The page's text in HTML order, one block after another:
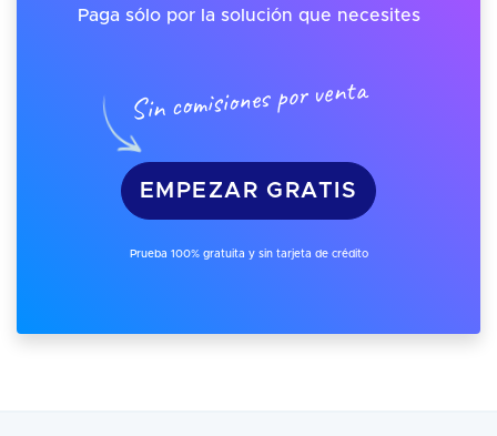
Paga sólo por la solución que necesites
Sin comisiones por venta
EMPEZAR GRATIS
Prueba 100% gratuita y sin tarjeta de crédito